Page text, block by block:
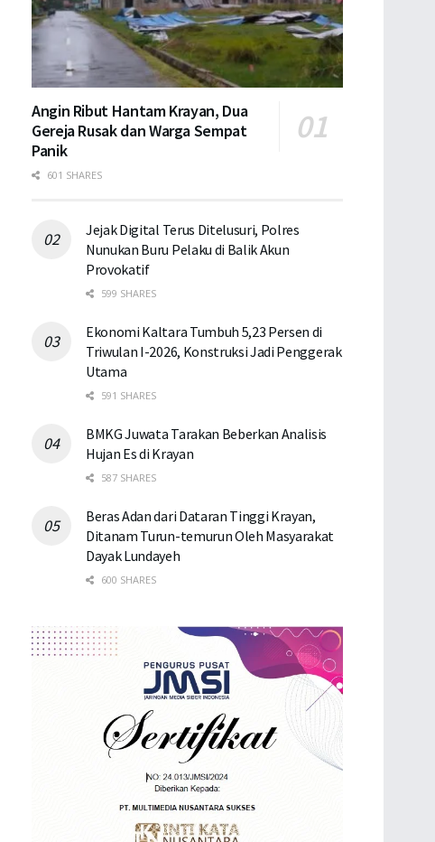
Angin Ribut Hantam Krayan, Dua
Gereja Rusak dan Warga Sempat
Panik
601 SHARES
Jejak Digital Terus Ditelusuri, Polres
Nunukan Buru Pelaku di Balik Akun
Provokatif
599 SHARES
Ekonomi Kaltara Tumbuh 5,23 Persen di
Triwulan I-2026, Konstruksi Jadi Penggerak
Utama
591 SHARES
BMKG Juwata Tarakan Beberkan Analisis
Hujan Es di Krayan
587 SHARES
Beras Adan dari Dataran Tinggi Krayan,
Ditanam Turun-temurun Oleh Masyarakat
Dayak Lundayeh
600 SHARES